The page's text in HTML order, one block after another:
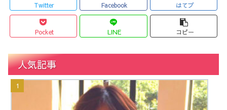
Twitter Facebook はてブ
Pocket LINE コピー
人気記事